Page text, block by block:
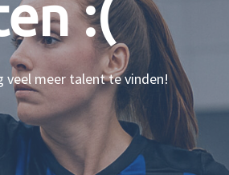
:(
veel meer talent te vinden!